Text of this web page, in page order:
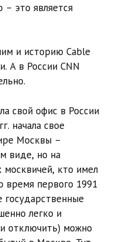
– это является
и историю Cable
А в России CNN
свой офис в России
начала свое
Москвы –
виде, но на
кто имел
время первого 1991
государственные
легко и
отключить) можно